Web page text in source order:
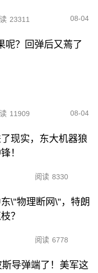
23311 08-04
呢？回弹后又蔫了
11909 08-04
现实，东大机器狼
！
阅读 8330
\"物理断网\"，特朗
？
阅读 6778
导弹端了！美军这